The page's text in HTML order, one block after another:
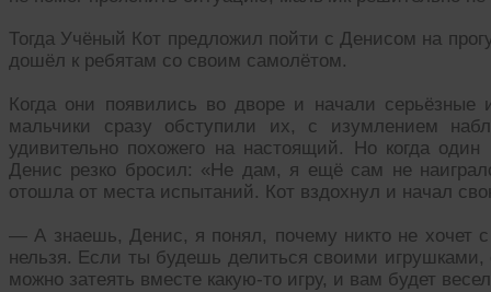
Тогда Учёный Кот предложил пойти с Денисом на
дошёл к ребятам со своим самолётом.
Когда они появились во дворе и начали серьёзные
мальчики сразу обступили их, с изумлением
удивительно похожего на настоящий. Но когда
Денис резко бросил: «Не дам, я ещё сам не
отошла от места испытаний. Кот вздохнул и начал
— А знаешь, Денис, я понял, почему никто не хочет
нельзя. Если ты будешь делиться своими игрушками,
можно затеять вместе какую-то игру, и вам будет